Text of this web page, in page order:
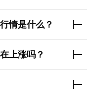
情是什么？
上涨吗？